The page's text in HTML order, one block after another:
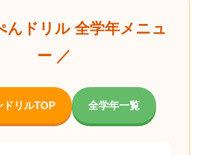
んドリル 全学年メニュ
ー ／
ドリルTOP 全学年一覧